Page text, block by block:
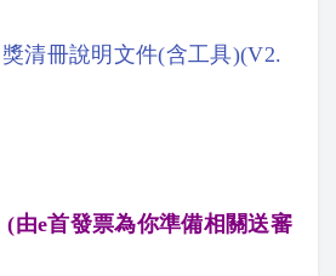
清冊說明文件(含工具)(V2.
(由e首發票為你準備相關送審